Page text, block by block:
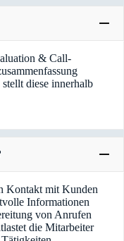
& Call-
diese innerhalb
Kontakt mit Kunden
Informationen
von Anrufen
die Mitarbeiter